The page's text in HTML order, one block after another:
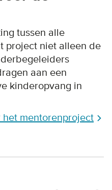
tussen alle
project niet alleen de
aan een
kinderopvang in
het mentorenproject